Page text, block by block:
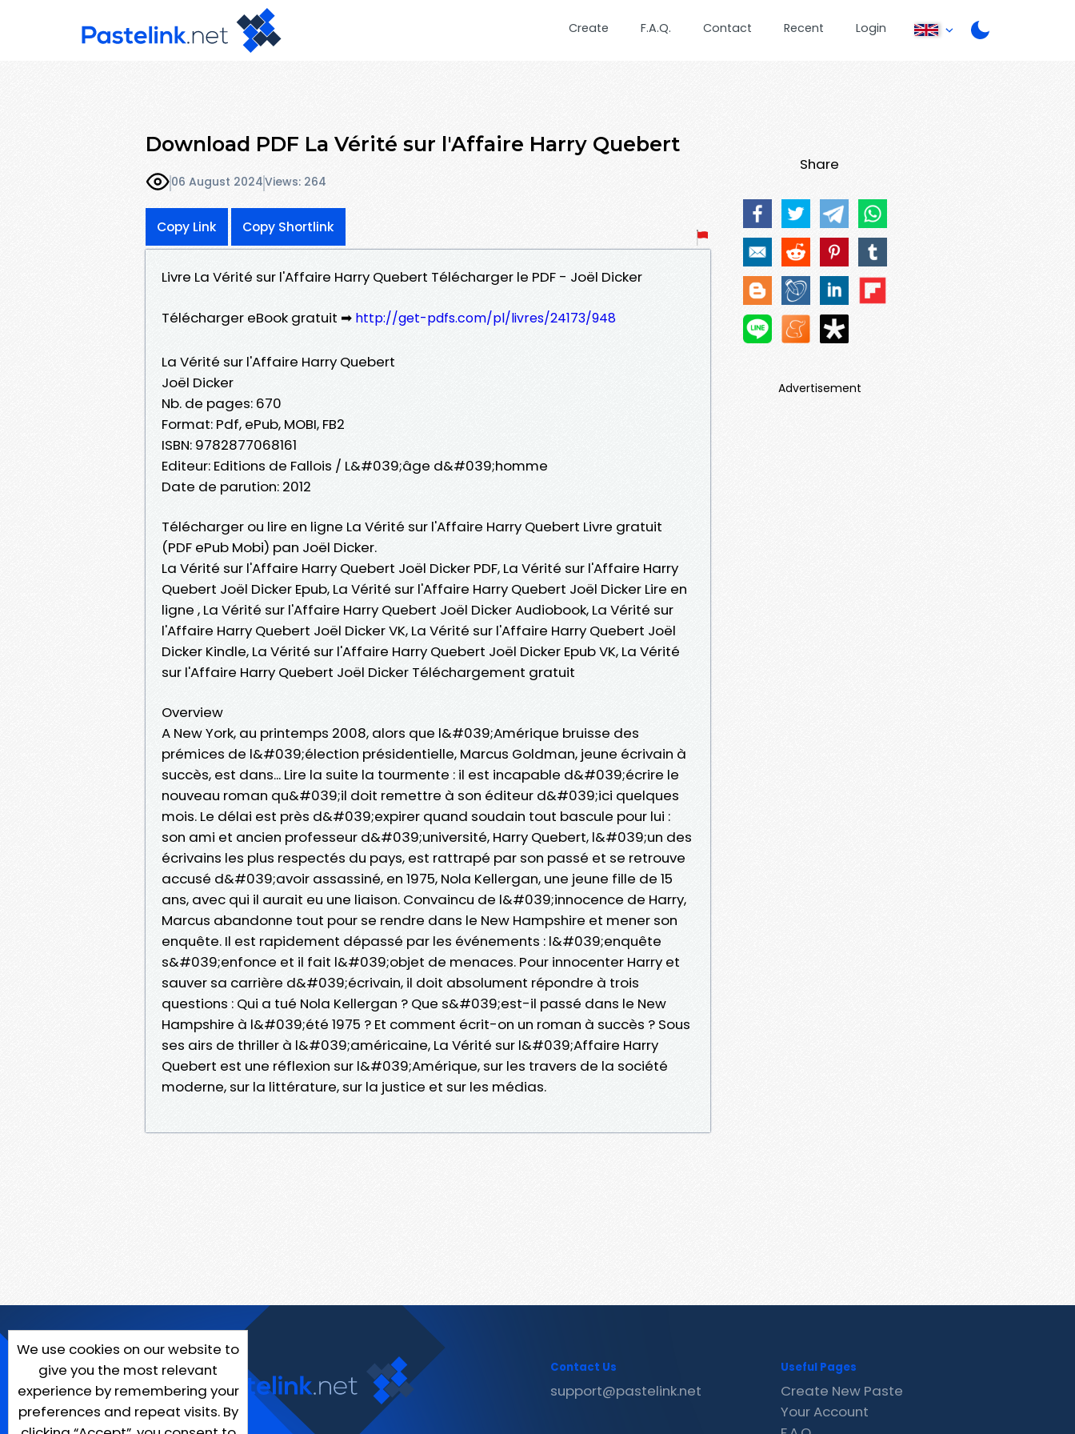
Create F.A.Q. Contact Recent Login
Download PDF La Vérité sur l'Affaire Harry Quebert
06 August 2024Views: 264
Copy Link Copy Shortlink
Livre La Vérité sur l'Affaire Harry Quebert Télécharger le PDF - Joël Dicker
Télécharger eBook gratuit ➡ http://get-pdfs.com/pl/livres/24173/948
La Vérité sur l'Affaire Harry Quebert
Joël Dicker
Nb. de pages: 670
Format: Pdf, ePub, MOBI, FB2
ISBN: 9782877068161
Editeur: Editions de Fallois / L&#039;âge d&#039;homme
Date de parution: 2012
Télécharger ou lire en ligne La Vérité sur l'Affaire Harry Quebert Livre gratuit
(PDF ePub Mobi) pan Joël Dicker.
La Vérité sur l'Affaire Harry Quebert Joël Dicker PDF, La Vérité sur l'Affaire Harry
Quebert Joël Dicker Epub, La Vérité sur l'Affaire Harry Quebert Joël Dicker Lire en
ligne , La Vérité sur l'Affaire Harry Quebert Joël Dicker Audiobook, La Vérité sur
l'Affaire Harry Quebert Joël Dicker VK, La Vérité sur l'Affaire Harry Quebert Joël
Dicker Kindle, La Vérité sur l'Affaire Harry Quebert Joël Dicker Epub VK, La Vérité
sur l'Affaire Harry Quebert Joël Dicker Téléchargement gratuit
Overview
A New York, au printemps 2008, alors que l&#039;Amérique bruisse des
prémices de l&#039;élection présidentielle, Marcus Goldman, jeune écrivain à
succès, est dans... Lire la suite la tourmente : il est incapable d&#039;écrire le
nouveau roman qu&#039;il doit remettre à son éditeur d&#039;ici quelques
mois. Le délai est près d&#039;expirer quand soudain tout bascule pour lui :
son ami et ancien professeur d&#039;université, Harry Quebert, l&#039;un des
écrivains les plus respectés du pays, est rattrapé par son passé et se retrouve
accusé d&#039;avoir assassiné, en 1975, Nola Kellergan, une jeune fille de 15
ans, avec qui il aurait eu une liaison. Convaincu de l&#039;innocence de Harry,
Marcus abandonne tout pour se rendre dans le New Hampshire et mener son
enquête. Il est rapidement dépassé par les événements : l&#039;enquête
s&#039;enfonce et il fait l&#039;objet de menaces. Pour innocenter Harry et
sauver sa carrière d&#039;écrivain, il doit absolument répondre à trois
questions : Qui a tué Nola Kellergan ? Que s&#039;est-il passé dans le New
Hampshire à l&#039;été 1975 ? Et comment écrit-on un roman à succès ? Sous
ses airs de thriller à l&#039;américaine, La Vérité sur l&#039;Affaire Harry
Quebert est une réflexion sur l&#039;Amérique, sur les travers de la société
moderne, sur la littérature, sur la justice et sur les médias.
Share
Advertisement
We use cookies on our website to
give you the most relevant
experience by remembering your
preferences and repeat visits. By
Contact Us
support@pastelink.net
Useful Pages
Create New Paste
Your Account